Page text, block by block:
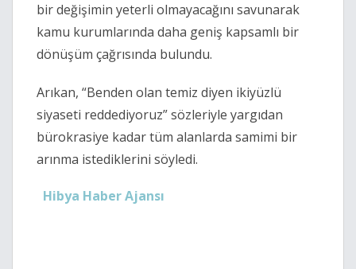
bir değişimin yeterli olmayacağını savunarak
kamu kurumlarında daha geniş kapsamlı bir
dönüşüm çağrısında bulundu.
Arıkan, “Benden olan temiz diyen ikiyüzlü
siyaseti reddediyoruz” sözleriyle yargıdan
bürokrasiye kadar tüm alanlarda samimi bir
arınma istediklerini söyledi.
Hibya Haber Ajansı